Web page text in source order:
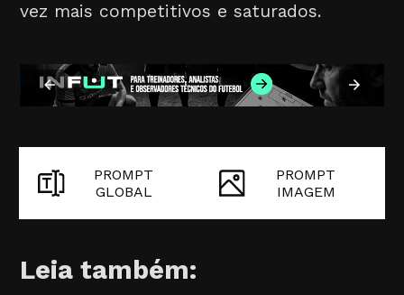
vez mais competitivos e saturados.
PROMPT
GLOBAL
PROMPT
IMAGEM
Leia também: